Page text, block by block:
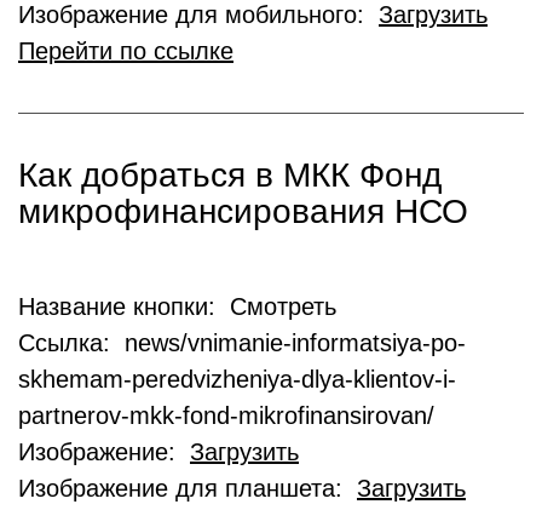
Изображение для мобильного: Загрузить
Перейти по ссылке
Как добраться в МКК Фонд
микрофинансирования НСО
Название кнопки: Смотреть
Ссылка: news/vnimanie-informatsiya-po-
skhemam-peredvizheniya-dlya-klientov-i-
partnerov-mkk-fond-mikrofinansirovan/
Изображение: Загрузить
Изображение для планшета: Загрузить